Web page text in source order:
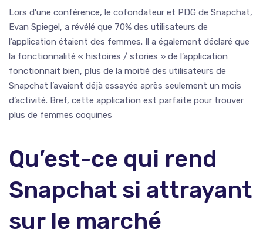
Lors d’une conférence, le cofondateur et PDG de Snapchat,
Evan Spiegel, a révélé que 70% des utilisateurs de
l’application étaient des femmes. Il a également déclaré que
la fonctionnalité « histoires / stories » de l’application
fonctionnait bien, plus de la moitié des utilisateurs de
Snapchat l’avaient déjà essayée après seulement un mois
d’activité. Bref, cette application est parfaite pour trouver
plus de femmes coquines
Qu’est-ce qui rend
Snapchat si attrayant
sur le marché